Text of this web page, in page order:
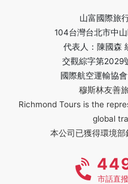
山富國際旅
104台灣台北市中
代表人：陳國森
交觀綜字第2029
國際航空運輸協
穆斯林友善
Richmond Tours is the
global
本公司已獲得環境
市話直